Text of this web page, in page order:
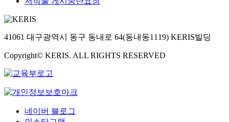
41061 대구광역시 동구 동내로 64(동내동1119) KERIS빌딩
Copyright© KERIS. ALL RIGHTS RESERVED
네이버 블로그